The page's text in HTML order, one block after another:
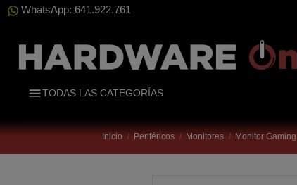
WhatsApp: 641.922.761
TODAS LAS CATEGORÍAS
Inicio Periféricos Monitores Monitor Gaming